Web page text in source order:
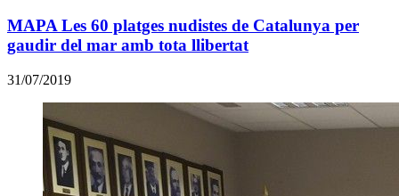
MAPA Les 60 platges nudistes de Catalunya per
gaudir del mar amb tota llibertat
31/07/2019